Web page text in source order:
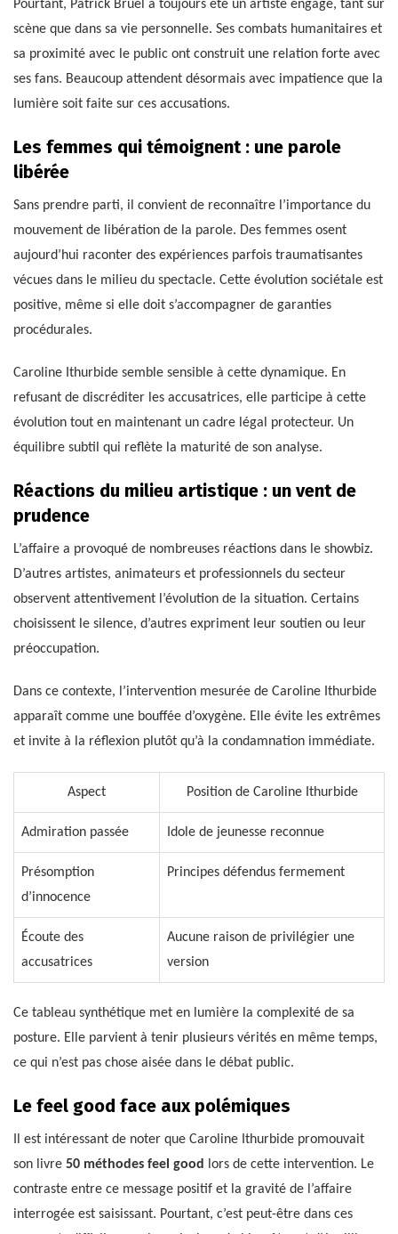
Pourtant, Patrick Bruel a toujours été un artiste engagé, tant sur
scène que dans sa vie personnelle. Ses combats humanitaires et
sa proximité avec le public ont construit une relation forte avec
ses fans. Beaucoup attendent désormais avec impatience que la
lumière soit faite sur ces accusations.
Les femmes qui témoignent : une parole
libérée
Sans prendre parti, il convient de reconnaître l’importance du
mouvement de libération de la parole. Des femmes osent
aujourd’hui raconter des expériences parfois traumatisantes
vécues dans le milieu du spectacle. Cette évolution sociétale est
positive, même si elle doit s’accompagner de garanties
procédurales.
Caroline Ithurbide semble sensible à cette dynamique. En
refusant de discréditer les accusatrices, elle participe à cette
évolution tout en maintenant un cadre légal protecteur. Un
équilibre subtil qui reflète la maturité de son analyse.
Réactions du milieu artistique : un vent de
prudence
L’affaire a provoqué de nombreuses réactions dans le showbiz.
D’autres artistes, animateurs et professionnels du secteur
observent attentivement l’évolution de la situation. Certains
choisissent le silence, d’autres expriment leur soutien ou leur
préoccupation.
Dans ce contexte, l’intervention mesurée de Caroline Ithurbide
apparaît comme une bouffée d’oxygène. Elle évite les extrêmes
et invite à la réflexion plutôt qu’à la condamnation immédiate.
Aspect Position de Caroline Ithurbide
Admiration passée Idole de jeunesse reconnue
Présomption
d’innocence
Principes défendus fermement
Écoute des
accusatrices
Aucune raison de privilégier une
version
Ce tableau synthétique met en lumière la complexité de sa
posture. Elle parvient à tenir plusieurs vérités en même temps,
ce qui n’est pas chose aisée dans le débat public.
Le feel good face aux polémiques
Il est intéressant de noter que Caroline Ithurbide promouvait
son livre 50 méthodes feel good lors de cette intervention. Le
contraste entre ce message positif et la gravité de l’affaire
interrogée est saisissant. Pourtant, c’est peut-être dans ces